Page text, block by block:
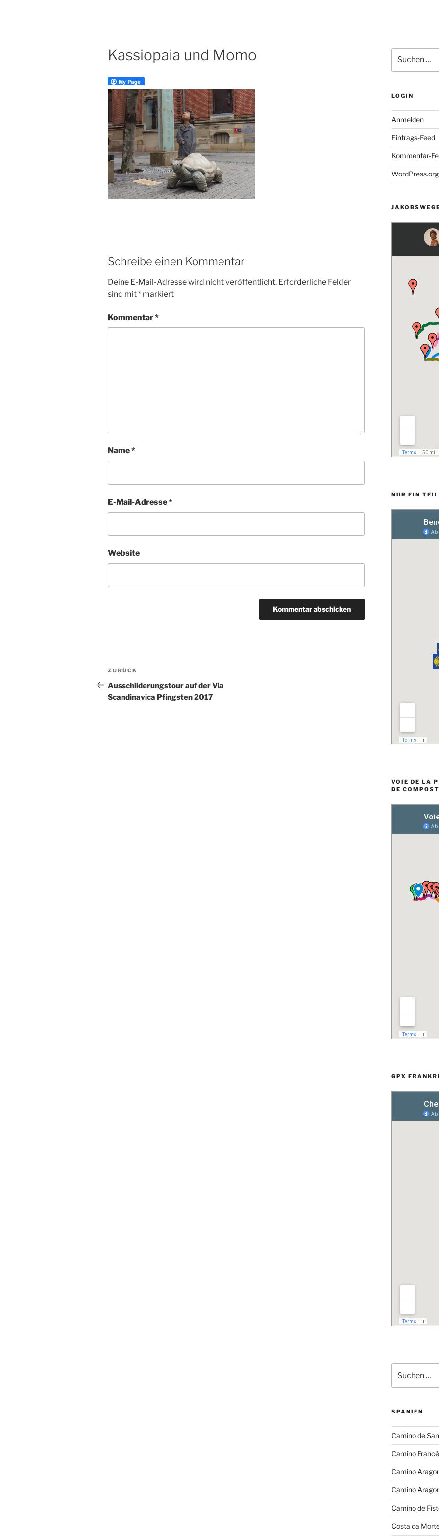
Kassiopaia und Momo
Schreibe einen Kommentar
Deine E-Mail-Adresse wird nicht veröffentlicht. Erforderliche Felder
sind mit* markiert
Kommentar*
Name*
E-Mail-Adresse*
Website
Beitragsnavigation
Vorheriger
Beitrag
ZURÜCK
Ausschilderungstour auf der Via
Scandinavica Pfingsten 2017
nach:
LOGIN
Anmelden
Eintrags-Feed
Kommentar-
WordPress.org
NUR EIN
VOIE DE LA
DE
GPX
nach:
SPANIEN
Camino de
Camino
Camino
Camino
Camino de
Costa da